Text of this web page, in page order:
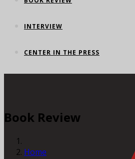
INTERVIEW
CENTER IN THE PRESS
Book Review
Home